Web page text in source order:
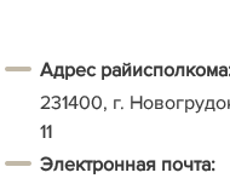
Адрес
231400, г.
11
Электронная почта: